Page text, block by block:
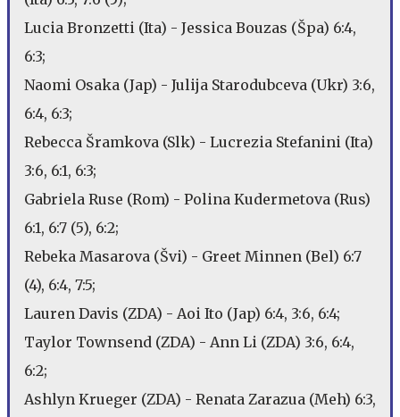
Lucia Bronzetti (Ita) - Jessica Bouzas (Špa) 6:4,
6:3;
Naomi Osaka (Jap) - Julija Starodubceva (Ukr) 3:6,
6:4, 6:3;
Rebecca Šramkova (Slk) - Lucrezia Stefanini (Ita)
3:6, 6:1, 6:3;
Gabriela Ruse (Rom) - Polina Kudermetova (Rus)
6:1, 6:7 (5), 6:2;
Rebeka Masarova (Švi) - Greet Minnen (Bel) 6:7
(4), 6:4, 7:5;
Lauren Davis (ZDA) - Aoi Ito (Jap) 6:4, 3:6, 6:4;
Taylor Townsend (ZDA) - Ann Li (ZDA) 3:6, 6:4,
6:2;
Ashlyn Krueger (ZDA) - Renata Zarazua (Meh) 6:3,